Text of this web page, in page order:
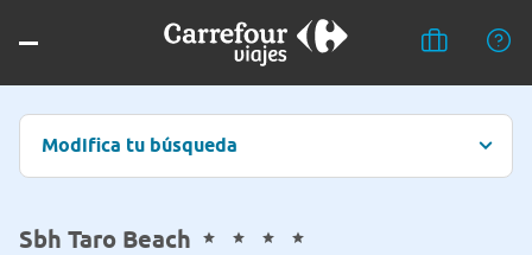
Modifica tu búsqueda
Sbh Taro Beach